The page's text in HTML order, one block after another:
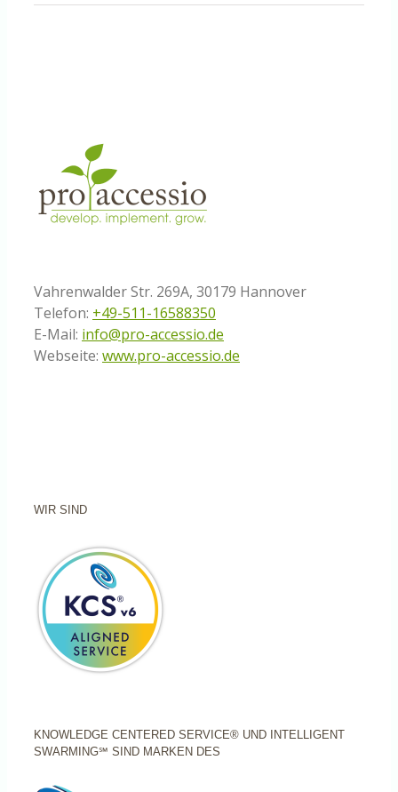
Vahrenwalder Str. 269A, 30179 Hannover
Telefon: +49-511-16588350
E-Mail: info@pro-accessio.de
Webseite: www.pro-accessio.de
WIR SIND
KNOWLEDGE CENTERED SERVICE® UND INTELLIGENT
SWARMING℠ SIND MARKEN DES